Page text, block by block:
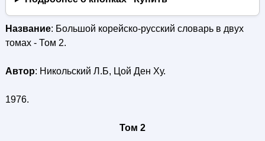
Название: Большой корейско-русский словарь в двух
томах - Том 2.
Автор: Никольский Л.Б, Цой Ден Ху.
1976.
Том 2